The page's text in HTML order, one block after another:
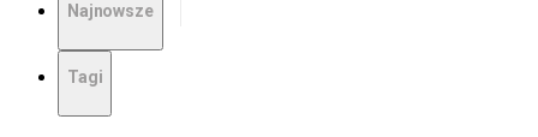
Najnowsze
Tagi